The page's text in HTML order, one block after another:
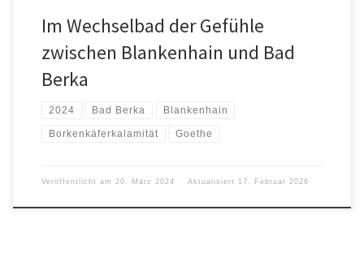
Im Wechselbad der Gefühle
zwischen Blankenhain und Bad
Berka
2024 Bad Berka Blankenhain
Borkenkäferkalamität Goethe
Veröffentlicht am 20. März 2024 Aktualisiert 17. Februar 2026